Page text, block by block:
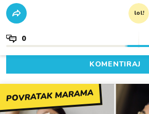
lol!
0
KOMENTIRAJ
POVRATAK MARAMA